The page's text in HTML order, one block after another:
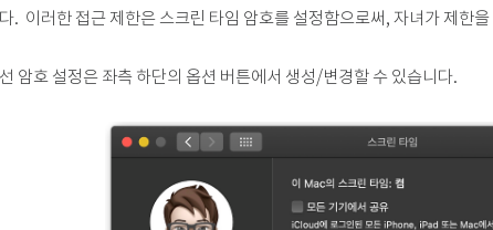
. 이러한 접근 제한은 스크린 타임 암호를 설정함으로써, 자녀가 제한
암호 설정은 좌측 하단의 옵션 버튼에서 생성/변경할 수 있습니다.